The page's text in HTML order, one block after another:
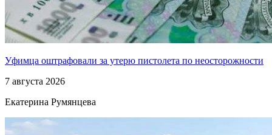
Уфимца оштрафовали за утерю пистолета по неосторожности
7 августа 2026
Екатерина Румянцева